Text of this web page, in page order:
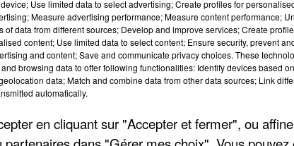
Use limited data to select advertising; Create profiles for
Measure advertising performance; Measure content performance;
of data from different sources; Develop and improve services; Create
content; Use limited data to select content; Ensure security, prevent
and content; Save and communicate privacy choices. These
browsing data to offer following functionalities: Identify devices based
data; Match and combine data from other data sources; Link
automatically.
en cliquant sur "Accepter et fermer", ou